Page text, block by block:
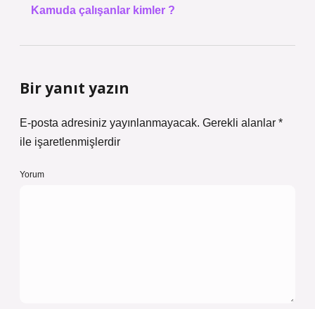
Kamuda çalışanlar kimler ?
Bir yanıt yazın
E-posta adresiniz yayınlanmayacak. Gerekli alanlar *
ile işaretlenmişlerdir
Yorum